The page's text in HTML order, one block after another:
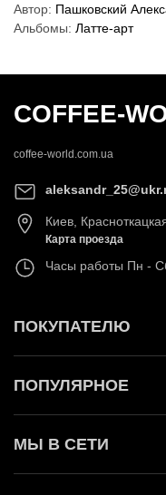
Автор: Пашковский
Альбомы: Латте-арт
COFFEE-
coffee-world.com.ua
Киев
Карта проезда
Часы работы Пн -
ПОКУПАТЕЛЮ
ПОПУЛЯРНОЕ
МЫ В СЕТИ